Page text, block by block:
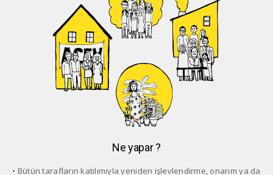
Ne yapar ?
• Bütün tarafların katılımıyla yeniden işlevlendirme, onarım ya da